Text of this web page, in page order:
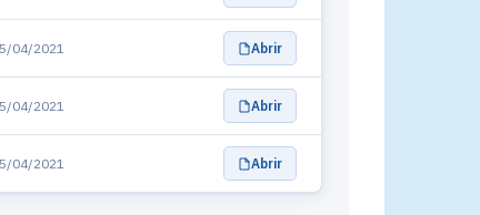
04/2021 Abrir
04/2021 Abrir
04/2021 Abrir